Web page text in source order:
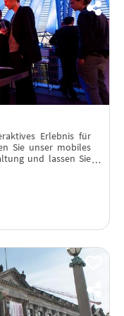
Erlebnis für
Sie unser mobiles
und lassen Sie